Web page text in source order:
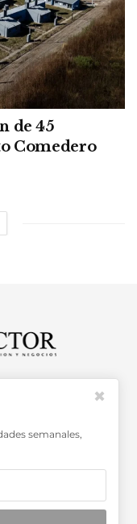
de 45
Comedero
semanales,
✖